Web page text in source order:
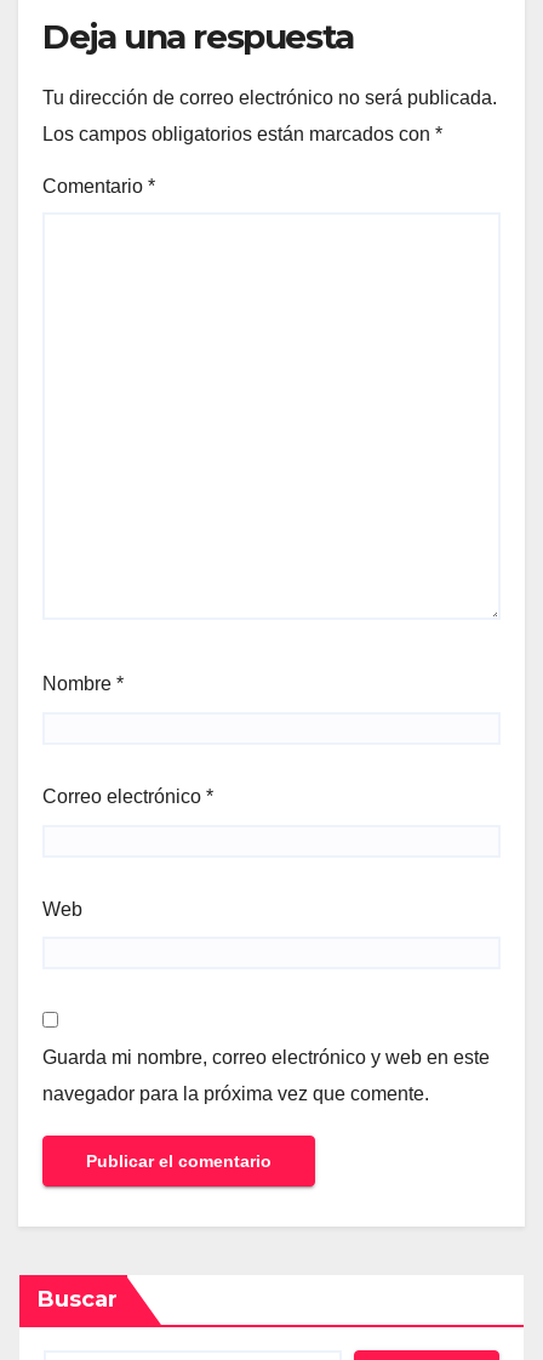
Deja una respuesta
Tu dirección de correo electrónico no será publicada.
Los campos obligatorios están marcados con *
Comentario *
Nombre *
Correo electrónico *
Web
Guarda mi nombre, correo electrónico y web en este
navegador para la próxima vez que comente.
Buscar